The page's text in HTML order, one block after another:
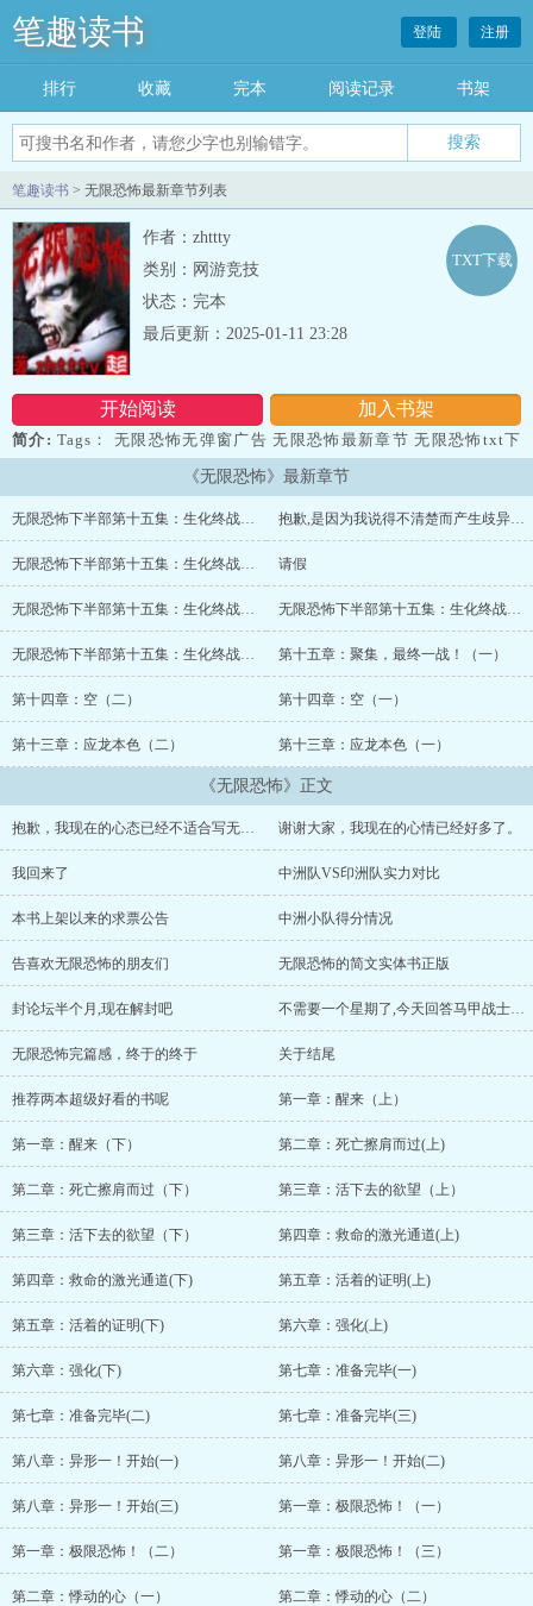
笔趣读书 登陆 注册
排行 收藏 完本 阅读记录 书架
笔趣读书 > 无限恐怖最新章节列表
作者：zhttty
类别：网游竞技
状态：完本
开始阅读 加入书架
TXT下载
最后更新：2025-01-11 23:28
简介: Tags： 无限恐怖无弹窗广告 无限恐怖最新章节 无限恐怖txt下
载...
《无限恐怖》最新章节
无限恐怖下半部第十五集：生化终战（二） 第十七章：原暗对洪荒……终结与开始（二）（完） 抱歉,是因为我说得不清楚而产生歧异了吗?
无限恐怖下半部第十五集：生化终战（二） 第十七章：原暗对洪荒……终结与开始（一） 请假
无限恐怖下半部第十五集：生化终战（二） 第十六章：永不腐朽的侠！（二） 无限恐怖下半部第十五集：生化终战（二） 第十六章：永不腐朽的侠！（一）
无限恐怖下半部第十五集：生化终战（二） 第十五章：聚集，最终一战！（二） 第十五章：聚集，最终一战！（一）
第十四章：空（二） 第十四章：空（一）
第十三章：应龙本色（二） 第十三章：应龙本色（一）
《无限恐怖》正文
抱歉，我现在的心态已经不适合写无限恐怖了 谢谢大家，我现在的心情已经好多了。
我回来了 中洲队VS印洲队实力对比
本书上架以来的求票公告 中洲小队得分情况
告喜欢无限恐怖的朋友们 无限恐怖的简文实体书正版
封论坛半个月,现在解封吧 不需要一个星期了,今天回答马甲战士等人
无限恐怖完篇感，终于的终于 关于结尾
推荐两本超级好看的书呢 第一章：醒来（上）
第一章：醒来（下） 第二章：死亡擦肩而过(上)
第二章：死亡擦肩而过（下） 第三章：活下去的欲望（上）
第三章：活下去的欲望（下） 第四章：救命的激光通道(上)
第四章：救命的激光通道(下) 第五章：活着的证明(上)
第五章：活着的证明(下) 第六章：强化(上)
第六章：强化(下) 第七章：准备完毕(一)
第七章：准备完毕(二) 第七章：准备完毕(三)
第八章：异形一！开始(一) 第八章：异形一！开始(二)
第八章：异形一！开始(三) 第一章：极限恐怖！（一）
第一章：极限恐怖！（二） 第一章：极限恐怖！（三）
第二章：悸动的心（一） 第二章：悸动的心（二）